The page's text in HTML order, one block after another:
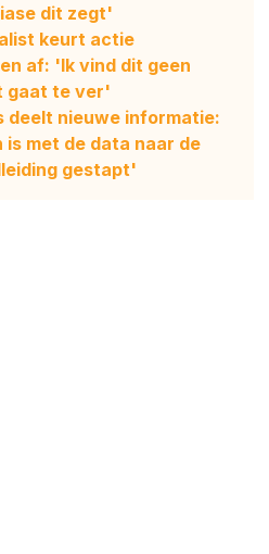
dit zegt'
keurt actie
af: 'Ik vind dit geen
gaat te ver'
deelt nieuwe informatie:
is met de data naar de
gestapt'